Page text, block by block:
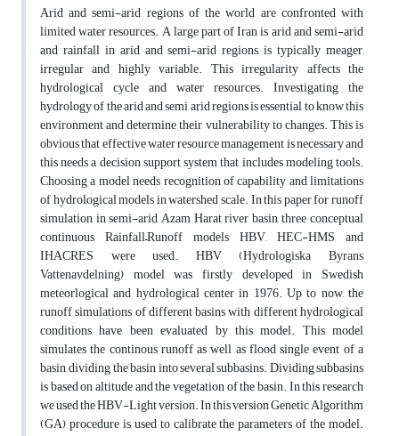
Arid and semi-arid regions of the world are confronted with
limited water resources. A large part of Iran is arid and semi-arid
and rainfall in arid and semi-arid regions is typically meager,
irregular and highly variable. This irregularity affects the
hydrological cycle and water resources. Investigating the
hydrology of the arid and semi arid regions is essential to know this
environment and determine their vulnerability to changes. This is
obvious that effective water resource management is necessary and
this needs a decision support system that includes modeling tools.
Choosing a model needs recognition of capability and limitations
of hydrological models in watershed scale. In this paper for runoff
simulation in semi-arid Azam Harat river basin, three conceptual
continuous Rainfall–Runoff models HBV, HEC-HMS and
IHACRES were used. HBV (Hydrologiska Byrans
Vattenavdelning) model was firstly developed in Swedish
meteorlogical and hydrological center in 1976. Up to now, the
runoff simulations of different basins with different hydrological
conditions have been evaluated by this model. This model
simulates the continous runoff as well as flood single event of a
basin, dividing the basin into several subbasins. Dividing subbasins
is based on altitude and the vegetation of the basin. In this research
we used the HBV-Light version. In this version Genetic Algorithm
(GA) procedure is used to calibrate the parameters of the model.